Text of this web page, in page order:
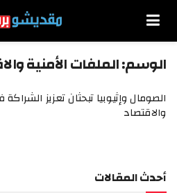
الوسم:الملفات الأمنية
الصومال وإثيوبيا تبحثان تعزيز
والاقتصاد
أحدث المقالات